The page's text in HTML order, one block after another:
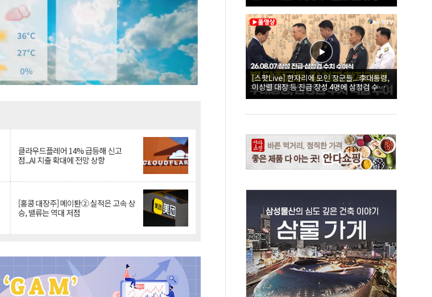
클라우드플레어 14% 급등해 신고
점...AI 지출 확대에 전망 상향
[홍콩 대장주] 메이퇀② 실적은 고속 상
승, 밸류는 역대 저점
[스팟Live] 한자리에 모인 장군들...李대통령,
이상렬 대장 등 진급 장성 4명에 삼정검 수치
직접 수여｜26.08.07 장성 진급·삼정검 수치